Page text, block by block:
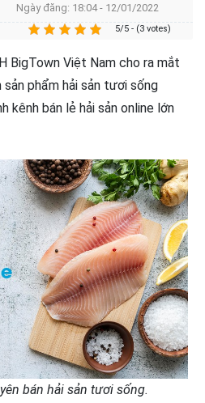
Ngày đăng: 18:04 - 12/01/2022
5/5 - (3 votes)
BigTown Việt Nam cho ra mắt
phẩm hải sản tươi sống
kênh bán lẻ hải sản online lớn
bán hải sản tươi sống.